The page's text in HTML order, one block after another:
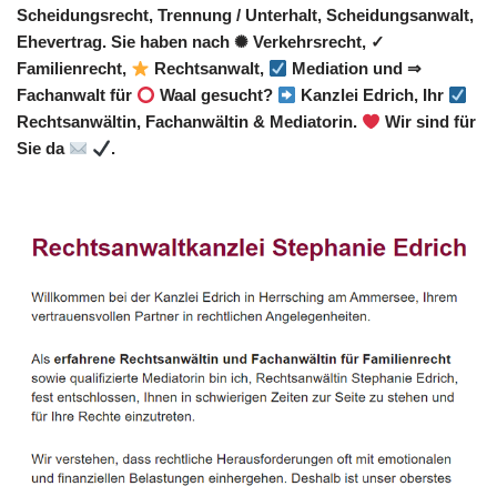
Scheidungsrecht, Trennung / Unterhalt, Scheidungsanwalt,
Ehevertrag. Sie haben nach ✺ Verkehrsrecht, ✓
Familienrecht,
Rechtsanwalt,
Mediation und ⇒
Fachanwalt für
Waal gesucht?
Kanzlei Edrich, Ihr
Rechtsanwältin, Fachanwältin & Mediatorin.
Wir sind für
Sie da
.